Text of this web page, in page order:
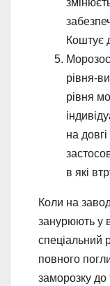
Коштує
рівня-
рівня
на довгі
в які
Коли на
занурюють у
спеціальний
повного
заморозку до